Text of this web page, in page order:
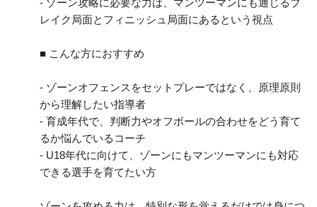
- ゾーン攻略に必要な力は、マンツーマンにも通じるブ
レイク局面とフィニッシュ局面にあるという視点
■ こんな方におすすめ
- ゾーンオフェンスをセットプレーではなく、原理原則
から理解したい指導者
- 育成年代で、判断力やオフボールの合わせをどう育て
るか悩んでいるコーチ
- U18年代に向けて、ゾーンにもマンツーマンにも対応
できる選手を育てたい方